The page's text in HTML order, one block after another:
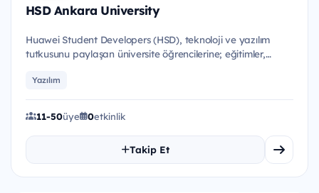
HSD Ankara University
Huawei Student Developers (HSD), teknoloji ve yazılım
tutkusunu paylaşan üniversite öğrencilerine; eğitimler,
Yazılım
11-50üye 0etkinlik
Takip Et